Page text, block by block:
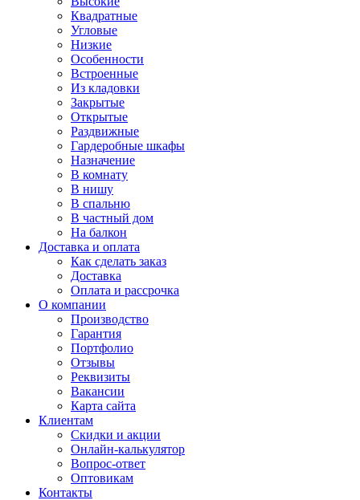
Квадратные
Угловые
Низкие
Особенности
Встроенные
Из кладовки
Закрытые
Открытые
Раздвижные
Гардеробные шкафы
Назначение
В комнату
В нишу
В спальню
В частный дом
На балкон
Доставка и оплата
Как сделать заказ
Доставка
Оплата и рассрочка
О компании
Производство
Гарантия
Портфолио
Отзывы
Реквизиты
Вакансии
Карта сайта
Клиентам
Скидки и акции
Онлайн-калькулятор
Вопрос-ответ
Оптовикам
Контакты